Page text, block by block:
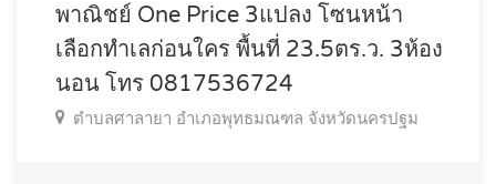
พาณิชย์ One Price 3แปลง โซนหน้า
เลือกทำเลก่อนใคร พื้นที่ 23.5ตร.ว. 3ห้อง
นอน โทร 0817536724
ตำบลศาลายา อำเภอพุทธมณฑล จังหวัดนครปฐม